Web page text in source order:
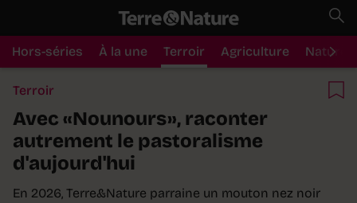
Hors-séries À la une Terroir Agriculture Nature
Terroir
Avec «Nounours», raconter
autrement le pastoralisme
d'aujourd'hui
En 2026, Terre&Nature parraine un mouton nez noir